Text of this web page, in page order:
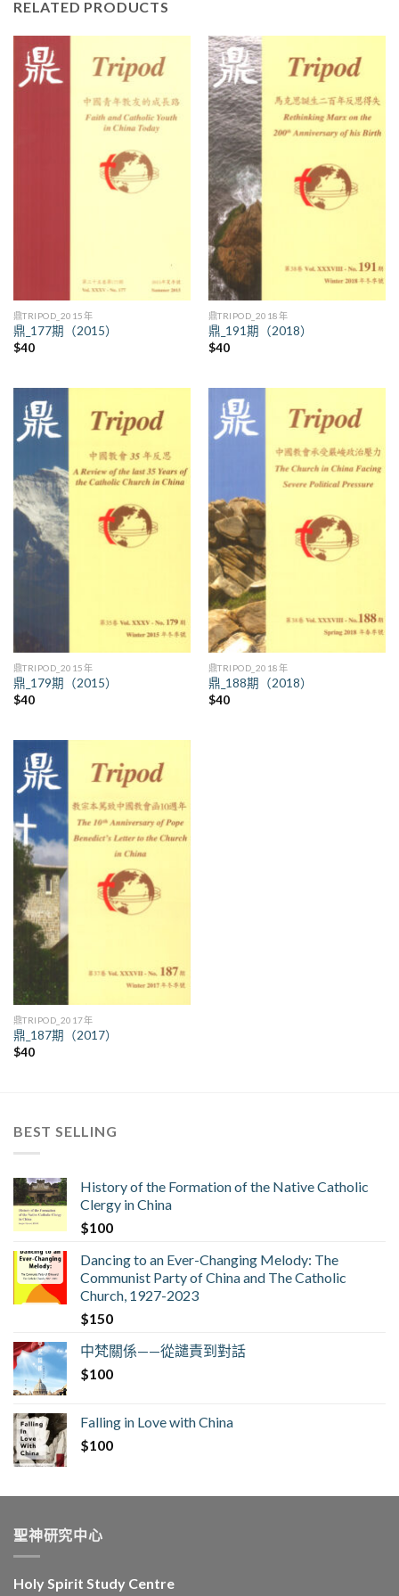
RELATED PRODUCTS
鼎TRIPOD_2015年
鼎_177期（2015）
$40
鼎TRIPOD_2018年
鼎_191期（2018）
$40
鼎TRIPOD_2015年
鼎_179期（2015）
$40
鼎TRIPOD_2018年
鼎_188期（2018）
$40
鼎TRIPOD_2017年
鼎_187期（2017）
$40
BEST SELLING
History of the Formation of the Native Catholic
Clergy in China
$100
Dancing to an Ever-Changing Melody: The
Communist Party of China and The Catholic
Church, 1927-2023
$150
中梵關係——從譴責到對話
$100
Falling in Love with China
$100
聖神研究中心
Holy Spirit Study Centre